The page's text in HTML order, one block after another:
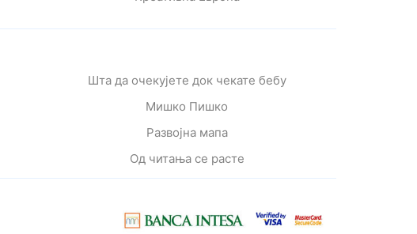
Шта да очекујете док чекате бебу
Мишко Пишко
Развојна мапа
Од читања се расте